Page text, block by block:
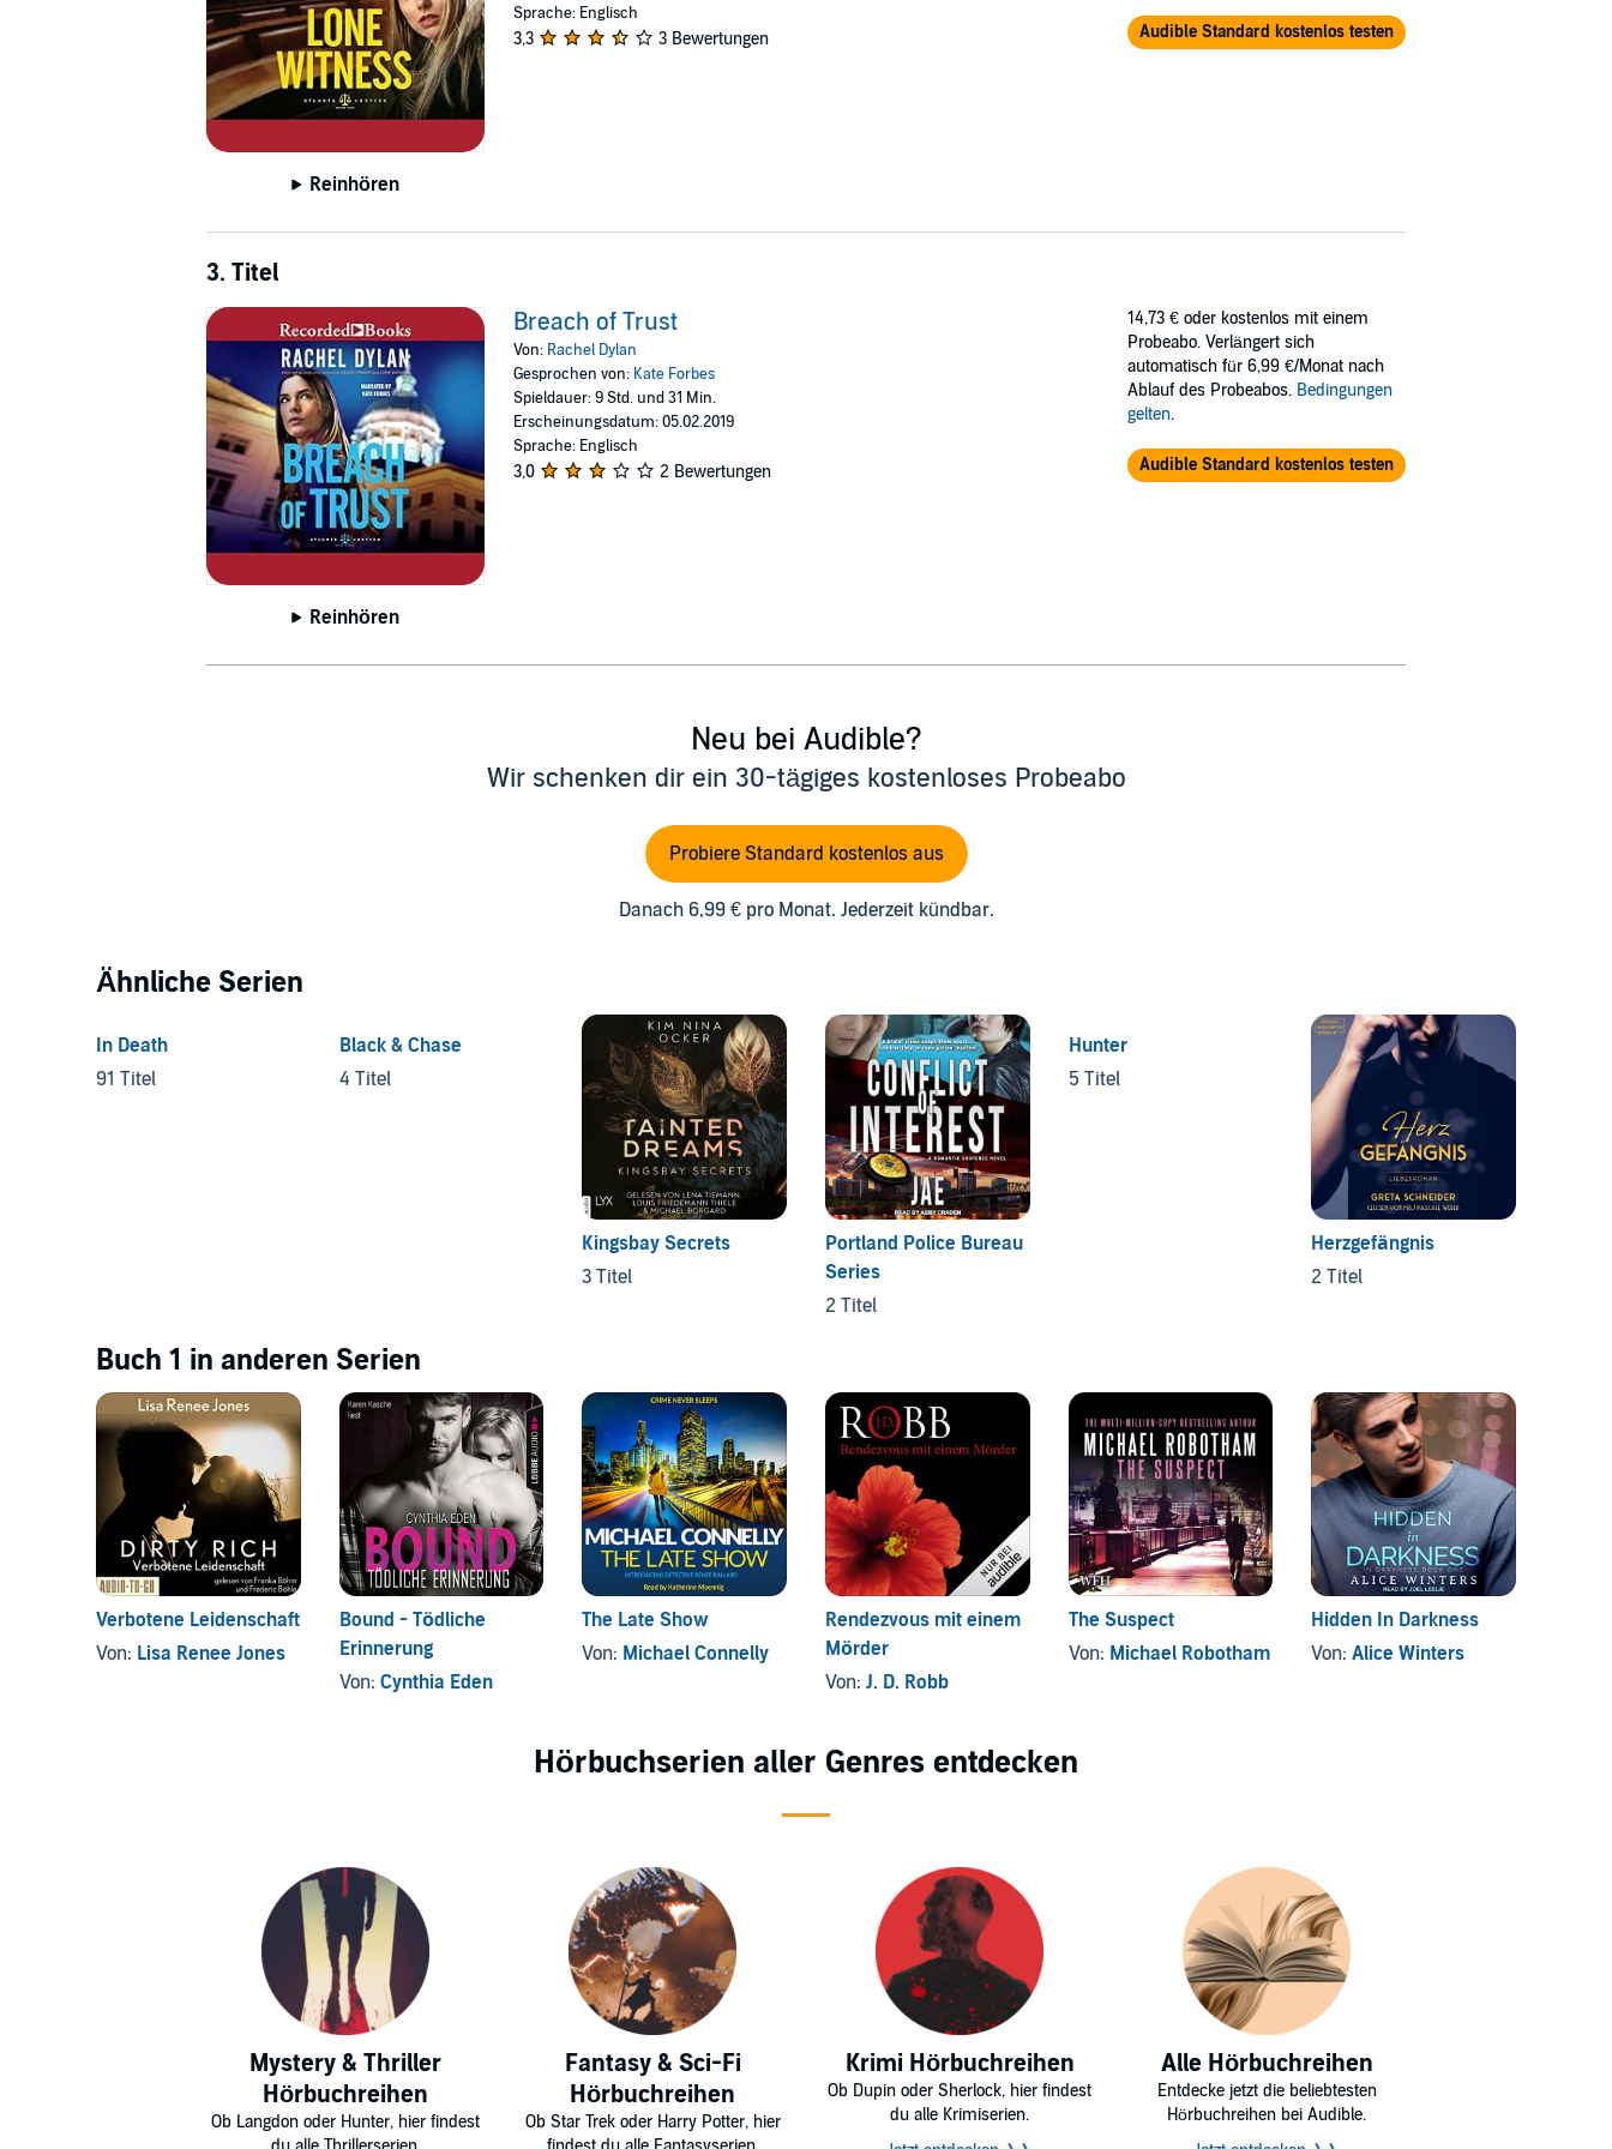
Reinhören
Sprache: Englisch
3,3 3 Bewertungen Audible Standard kostenlos testen
3. Titel
Reinhören
Breach of Trust
Von: Rachel Dylan
Gesprochen von: Kate Forbes
Spieldauer: 9 Std. und 31 Min.
Erscheinungsdatum: 05.02.2019
Sprache: Englisch
3,0 2 Bewertungen
14,73 € oder kostenlos mit einem
Probeabo. Verlängert sich
automatisch für 6,99 €/Monat nach
Ablauf des Probeabos. Bedingungen
gelten.
Audible Standard kostenlos testen
Neu bei Audible?
Wir schenken dir ein 30-tägiges kostenloses Probeabo
Probiere Standard kostenlos aus
Danach 6,99 € pro Monat. Jederzeit kündbar.
Ähnliche Serien
In Death
91 Titel
Black & Chase
4 Titel
Kingsbay Secrets
3 Titel
Portland Police Bureau
Series
2 Titel
Hunter
5 Titel
Herzgefängnis
2 Titel
Buch 1 in anderen Serien
Verbotene Leidenschaft
Von: Lisa Renee Jones
Bound - Tödliche
Erinnerung
Von: Cynthia Eden
The Late Show
Von: Michael Connelly
Rendezvous mit einem
Mörder
Von: J. D. Robb
The Suspect
Von: Michael Robotham
Hidden In Darkness
Von:Alice Winters
Hörbuchserien aller Genres entdecken
Mystery & Thriller
Hörbuchreihen
Ob Langdon oder Hunter, hier findest
Fantasy & Sci-Fi
Hörbuchreihen
Ob Star Trek oder Harry Potter, hier
Krimi Hörbuchreihen
Ob Dupin oder Sherlock, hier findest
du alle Krimiserien.
Alle Hörbuchreihen
Entdecke jetzt die beliebtesten
Hörbuchreihen bei Audible.